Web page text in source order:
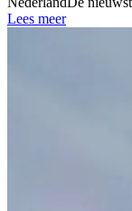
Lees meer